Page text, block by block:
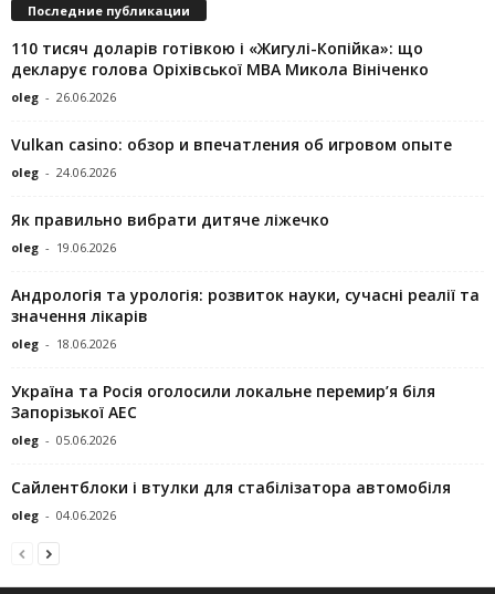
Последние публикации
110 тисяч доларів готівкою і «Жигулі-Копійка»: що
декларує голова Оріхівської МВА Микола Вініченко
oleg - 26.06.2026
Vulkan casino: обзор и впечатления об игровом опыте
oleg - 24.06.2026
Як правильно вибрати дитяче ліжечко
oleg - 19.06.2026
Андрологія та урологія: розвиток науки, сучасні реалії та
значення лікарів
oleg - 18.06.2026
Україна та Росія оголосили локальне перемир’я біля
Запорізької АЕС
oleg - 05.06.2026
Сайлентблоки і втулки для стабілізатора автомобіля
oleg - 04.06.2026